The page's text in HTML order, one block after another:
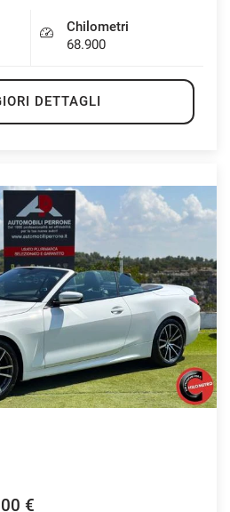
Chilometri
68.900
DETTAGLI
€